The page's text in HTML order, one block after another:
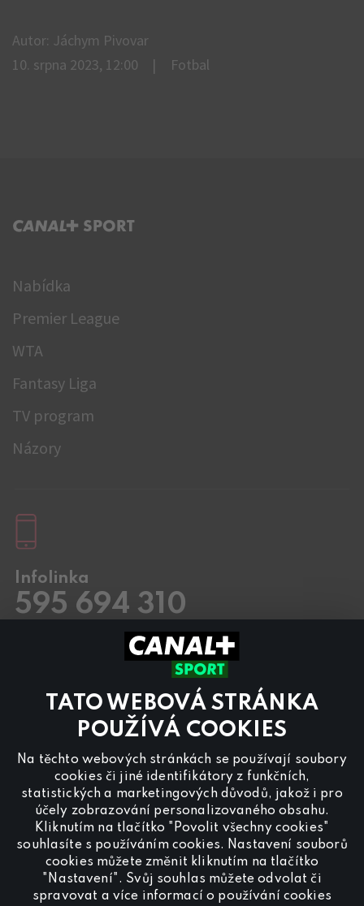
TATO WEBOVÁ STRÁNKA
POUŽÍVÁ COOKIES
Na těchto webových stránkách se používají soubory
cookies či jiné identifikátory z funkčních,
statistických a marketingových důvodů, jakož i pro
účely zobrazování personalizovaného obsahu.
Kliknutím na tlačítko "Povolit všechny cookies"
souhlasíte s používáním cookies. Nastavení souborů
cookies můžete změnit kliknutím na tlačítko
"Nastavení". Svůj souhlas můžete odvolat či
spravovat a více informací o používání cookies
Autor: Jáchym Pivovar
10. srpna 2023, 12:00
Fotbal
C+ SPORT
Nabídka
Premier League
WTA
Fantasy Liga
TV program
Názory
Infolinka
595 694 310
8.00 – 20:00
8.00 – 18:00
inzerci na programu CANAL+ Sport
nás
kontaktujte nareklama@canalplus.cz
Naši redakci kontaktujete na
redakce@canalplus.cz